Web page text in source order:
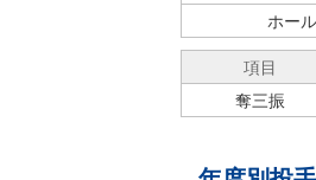
ホー
項目
奪三振